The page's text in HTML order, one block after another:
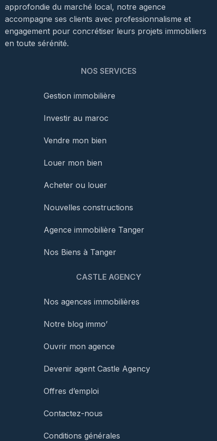
approfondie du marché local, notre agence
accompagne ses clients avec professionnalisme et
engagement pour concrétiser leurs projets immobiliers
en toute sérénité.
NOS SERVICES
Gestion immobilière
Investir au maroc
Vendre mon bien
Louer mon bien
Acheter ou louer
Nouvelles constructions
Agence immobilière Tanger
Nos Biens à Tanger
CASTLE AGENCY
Nos agences immobilières
Notre blog immo’
Ouvrir mon agence
Devenir agent Castle Agency
Offres d’emploi
Contactez-nous
Conditions générales